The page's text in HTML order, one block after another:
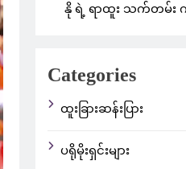
နို ရဲ့ ရာထူး သက်တမ်း
Categories
ထူးခြားဆန်းပြား
ပရိုမိုးရှင်းများ